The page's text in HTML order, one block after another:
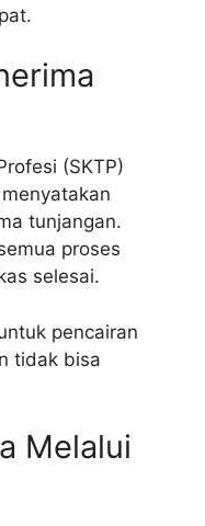
(SKTP)
tunjangan.
proses
selesai.
pencairan
tidak bisa
Melalui